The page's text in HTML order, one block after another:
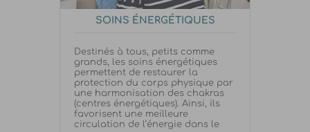
SOINS ÉNERGÉTIQUES
Destinés à tous, petits comme
grands, les soins énergétiques
permettent de restaurer la
protection du corps physique par
une harmonisation des chakras
(centres énergétiques). Ainsi, ils
favorisent une meilleure
circulation de l’énergie dans le